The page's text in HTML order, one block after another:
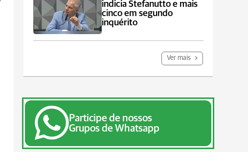
indicia Stefanutto e mais
cinco em segundo
inquérito
Ver mais
Participe de nossos
Grupos de Whatsapp